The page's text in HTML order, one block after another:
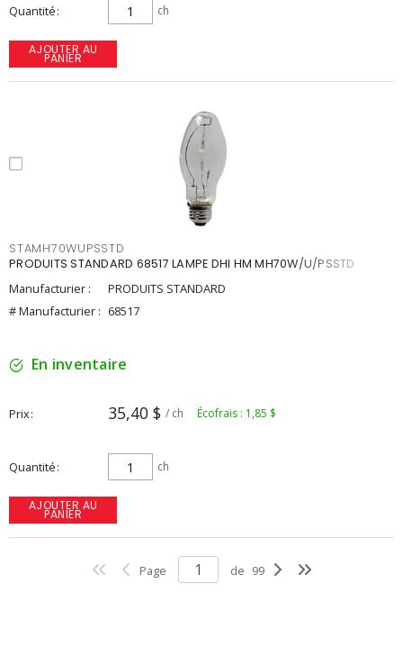
Quantité ch
AJOUTER AU
PANIER
STAMH70WUPSSTD
PRODUITS STANDARD 68517 LAMPE DHI HM MH70W/U/PSSTD
Manufacturier :
PRODUITS STANDARD
# Manufacturier : 68517
En inventaire
Prix 35,40 $ / ch Écofrais : 1,85 $
Quantité ch
AJOUTER AU
PANIER
Page de 99